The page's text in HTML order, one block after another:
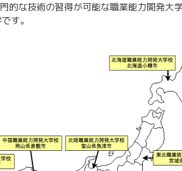
的な技術の習得が可能な職業能力開発
す。